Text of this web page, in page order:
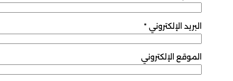
البريد الإلكتروني *
الموقع الإلكتروني